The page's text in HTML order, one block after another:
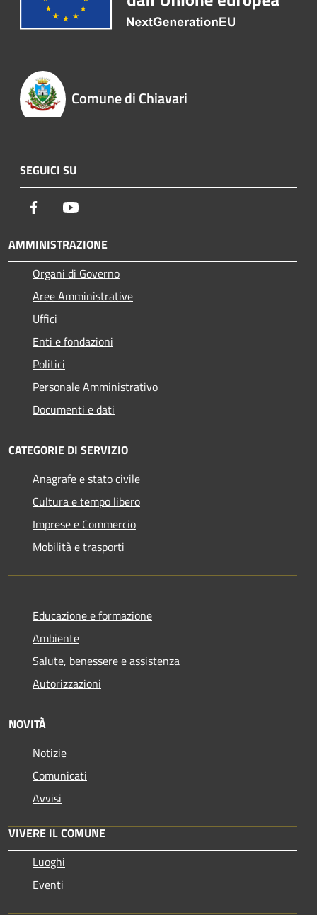
Comune di Chiavari
SEGUICI SU
Facebook
AMMINISTRAZIONE
Organi di Governo
Aree Amministrative
Uffici
Enti e fondazioni
Politici
Personale Amministrativo
Documenti e dati
CATEGORIE DI SERVIZIO
Anagrafe e stato civile
Cultura e tempo libero
Imprese e Commercio
Mobilità e trasporti
Educazione e formazione
Ambiente
Salute, benessere e assistenza
Autorizzazioni
NOVITÀ
Notizie
Comunicati
Avvisi
VIVERE IL COMUNE
Luoghi
Eventi